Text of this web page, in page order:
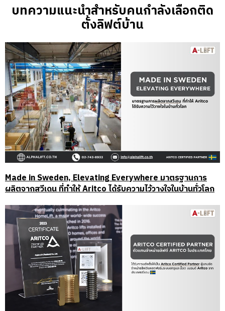
บทความแนะนำสำหรับคนกำลังเลือกติด
ตั้งลิฟต์บ้าน
Made in Sweden, Elevating Everywhere มาตรฐานการ
ผลิตจากสวีเดน ที่ทำให้ Aritco ได้รับความไว้วางใจในบ้านทั่วโลก